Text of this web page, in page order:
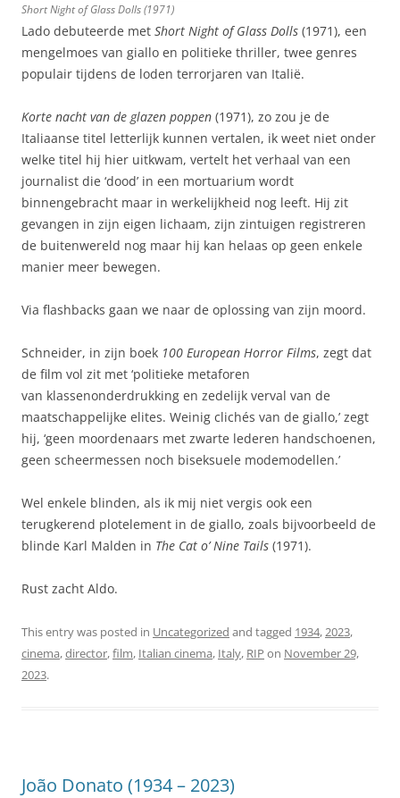
Short Night of Glass Dolls(1971)
Lado debuteerde met Short Night of Glass Dolls (1971), een
mengelmoes van giallo en politieke thriller, twee genres
populair tijdens de loden terrorjaren van Italië.
Korte nacht van de glazen poppen (1971), zo zou je de
Italiaanse titel letterlijk kunnen vertalen, ik weet niet onder
welke titel hij hier uitkwam, vertelt het verhaal van een
journalist die ‘dood’ in een mortuarium wordt
binnengebracht maar in werkelijkheid nog leeft. Hij zit
gevangen in zijn eigen lichaam, zijn zintuigen registreren
de buitenwereld nog maar hij kan helaas op geen enkele
manier meer bewegen.
Via flashbacks gaan we naar de oplossing van zijn moord.
Schneider, in zijn boek 100 European Horror Films, zegt dat
de film vol zit met ‘politieke metaforen
van klassenonderdrukking en zedelijk verval van de
maatschappelijke elites. Weinig clichés van de giallo,’ zegt
hij, ‘geen moordenaars met zwarte lederen handschoenen,
geen scheermessen noch biseksuele modemodellen.’
Wel enkele blinden, als ik mij niet vergis ook een
terugkerend plotelement in de giallo, zoals bijvoorbeeld de
blinde Karl Malden in The Cat o’ Nine Tails (1971).
Rust zacht Aldo.
This entry was posted in Uncategorized and tagged 1934,2023,
cinema,director,film, Italian cinema, Italy, RIP on November 29,
2023.
João Donato (1934 – 2023)